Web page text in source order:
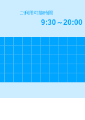
ご利用可能時間
9:30～20:00